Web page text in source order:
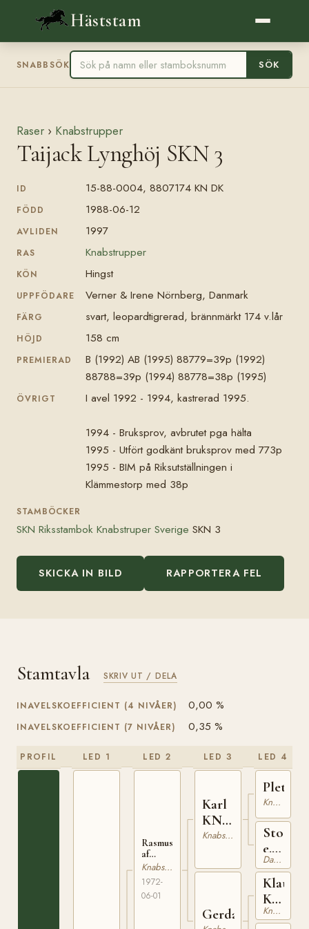
Häststam
SNABBSÖK SÖK
Raser › Knabstrupper
Taijack Lynghöj SKN 3
ID 15-88-0004, 8807174 KN DK
FÖDD 1988-06-12
AVLIDEN 1997
RAS Knabstrupper
KÖN Hingst
UPPFÖDARE Verner & Irene Nörnberg, Danmark
FÄRG svart, leopardtigrerad, brännmärkt 174 v.lår
HÖJD 158 cm
PREMIERAD
B (1992) AB (1995) 88779=39p (1992)
88788=39p (1994) 88778=38p (1995)
ÖVRIGT I avel 1992 - 1994, kastrerad 1995.
1994 - Bruksprov, avbrutet pga hälta
1995 - Utfört godkänt bruksprov med 773p
1995 - BIM på Riksutställningen i
Klämmestorp med 38p
STAMBÖCKER
SKN Riksstambok Knabstruper Sverige SKN 3
SKICKA IN BILD RAPPORTERA FEL
Stamtavla SKRIV UT / DELA
INAVELSKOEFFICIENT (4 NIVÅER) 0,00 %
INAVELSKOEFFICIENT (7 NIVÅER) 0,35 %
PROFIL LED 1 LED 2
Rasmus
af
Damgård
KNN
67
Knabstrupper
1972-
06-01
LED 3
Karl
KNN
5
Knabstrupper
Gerda
LED 4
Plet
Knabstrupper
Sto
e.
Helas
xx
Danskt Varmblod
Klaus
KNN
47Knabstrupper